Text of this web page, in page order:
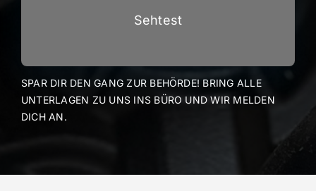
Sehtest
SPAR DIR DEN GANG ZUR BEHÖRDE! BRING ALLE
UNTERLAGEN ZU UNS INS BÜRO UND WIR MELDEN
DICH AN.